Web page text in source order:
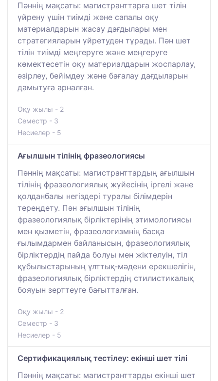
Пәннің мақсаты: магистранттарға шет тілін
үйрену үшін тиімді және сапалы оқу
материалдарын жасау дағдылары мен
стратегияларын үйретуден тұрады. Пән шет
тілін тиімді меңгеруге және меңгеруге
көмектесетін оқу материалдарын жоспарлау,
әзірлеу, бейімдеу және бағалау дағдыларын
дамытуға арналған.
Оқу жылы - 2
Семестр - 3
Несиелер - 5
Ағылшын тілінің фразеологиясы
Пәннің мақсаты: магистранттардың ағылшын
тілінің фразеологиялық жүйесінің іргелі және
қолданбалы негіздері туралы білімдерін
тереңдету. Пән ағылшын тілінің
фразеологиялық бірліктерінің этимологиясы
мен қызметін, фразеологизмнің басқа
ғылымдармен байланысын, фразеологиялық
бірліктердің пайда болуы мен жіктелуін, тіл
құбылыстарының ұлттық-мәдени ерекшелігін,
фразеологиялық бірліктердің стилистикалық
бояуын зерттеуге бағытталған.
Оқу жылы - 2
Семестр - 3
Несиелер - 5
Сертификациялық тестілеу: екінші шет тілі
Пәннің мақсаты: магистранттарды екінші шет